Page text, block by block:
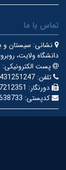
تماس با ما
نشانی:
دانشگاه ولایت،
پست الکترونیکی:
تلفن:
دورنگار:
کدپستی: